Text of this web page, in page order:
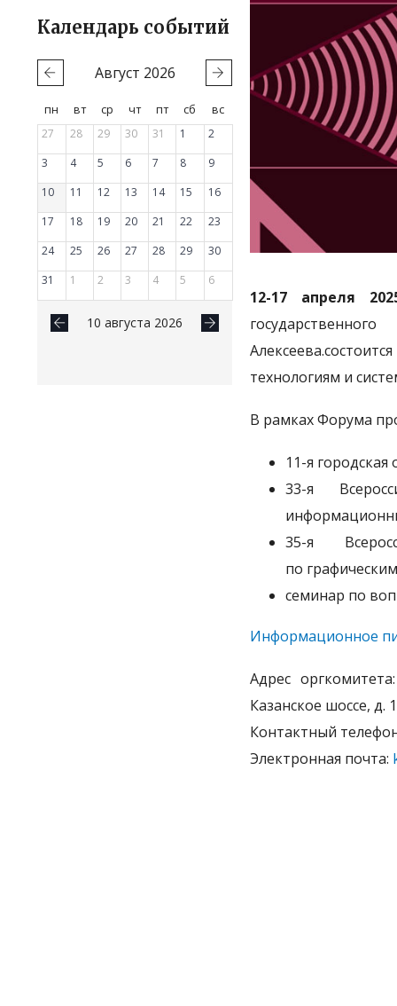
Календарь событий
Август 2026
пн вт ср чт пт сб
вс
27
28 29 30 31 1
2
3
4 5 6 7 8
9
10
11 12 13 14 15
16
17
18 19 20 21 22
23
24
25 26 27 28 29
30
31
1 2 3 4 5 6
10 августа 2026
12-17 апреля
технологиям и
В рамках Форума
11-я
33-я
35-я
по
семинар по
Информационное
Адрес
Казанское шоссе, д.
Контактный
Электронная почта: